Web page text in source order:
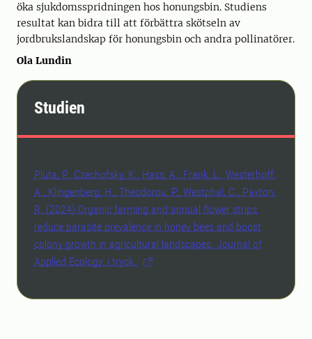
öka sjukdomsspridningen hos honungsbin. Studiens
resultat kan bidra till att förbättra skötseln av
jordbrukslandskap för honungsbin och andra pollinatörer.
Ola Lundin
Studien
Pluta, P., Czechofsky, K., Hass, A., Frank, L., Westerhoff,
A., Klingenberg, H., Theodorou, P., Westphal, C., Paxton,
R. (2024) Organic farming and annual flower strips
reduce parasite prevalence in honey bees and boost
colony growth in agricultural landscapes. Journal of
Applied Ecology, i tryck.